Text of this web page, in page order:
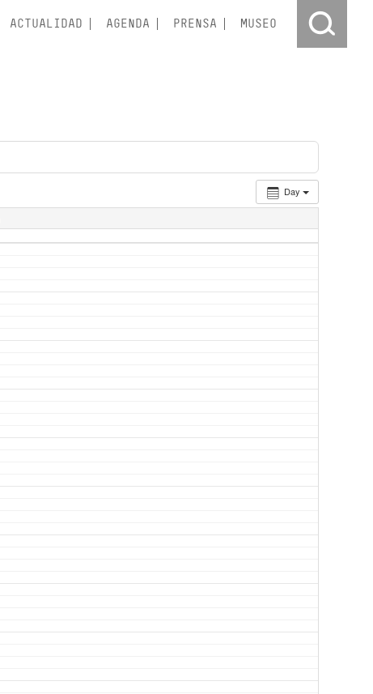
ACTUALIDAD AGENDA PRENSA MUSEO
Day